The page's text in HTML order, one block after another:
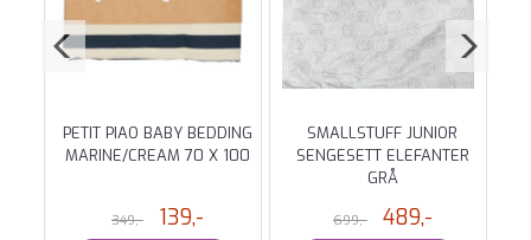
PETIT PIAO BABY BEDDING
MARINE/CREAM 70 X 100
349,- 139,-
SMALLSTUFF JUNIOR
SENGESETT ELEFANTER
GRÅ
699,- 489,-